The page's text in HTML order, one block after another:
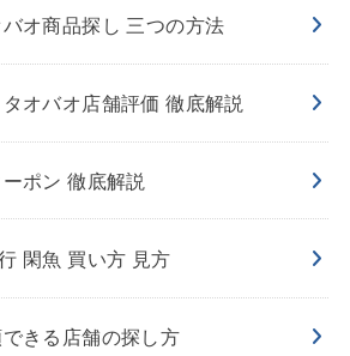
オ商品探し 三つの方法
オバオ店舗評価 徹底解説
ポン 徹底解説
閑魚 買い方 見方
きる店舗の探し方